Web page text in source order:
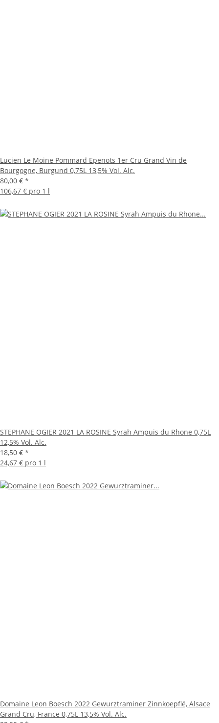
Lucien Le Moine Pommard Epenots 1er Cru Grand Vin de
Bourgogne, Burgund 0,75L 13,5% Vol. Alc.
80,00 € *
106,67 € pro 1 l
STEPHANE OGIER 2021 LA ROSINE Syrah Ampuis du Rhone 0,75L
12,5% Vol. Alc.
18,50 € *
24,67 € pro 1 l
Domaine Leon Boesch 2022 Gewurztraminer Zinnkoepflé, Alsace
Grand Cru, France 0,75L 13,5% Vol. Alc.